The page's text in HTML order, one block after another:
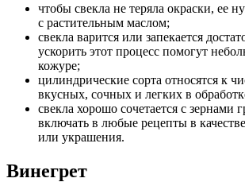
чтобы свекла не теряла окраски, ее
с растительным маслом;
свекла варится или запекается
ускорить этот процесс помогут
кожуре;
цилиндрические сорта относятся к
вкусных, сочных и легких в
свекла хорошо сочетается с зернами
включать в любые рецепты в
или украшения.
Винегрет